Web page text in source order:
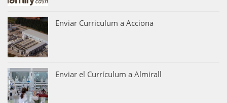
Enviar Curriculum a Acciona
Enviar el Currículum a Almirall